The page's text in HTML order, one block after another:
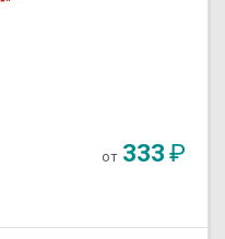
от 333₽